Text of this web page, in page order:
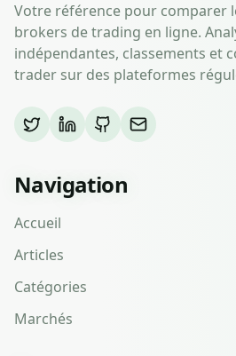
Votre référence pour comparer
brokers de trading en ligne.
indépendantes, classements et
trader sur des plateformes
Navigation
Accueil
Articles
Catégories
Marchés